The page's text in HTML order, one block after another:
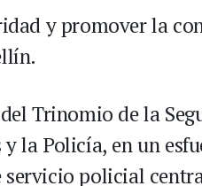
y promover la
Trinomio de la
la Policía, en un
policial